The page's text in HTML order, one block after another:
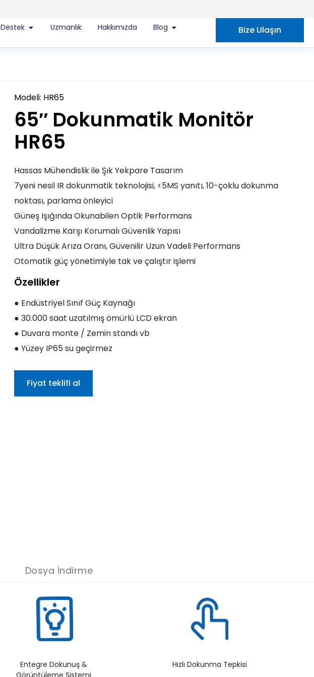
Destek Uzmanlık Hakkımızda Blog Bize Ulaşın
Modeli: HR65
65″ Dokunmatik Monitör
HR65
Hassas Mühendislik ile Şık Yekpare Tasarım
7yeni nesil IR dokunmatik teknolojisi, <5MS yanıtı, 10-çoklu dokunma
noktası, parlama önleyici
Güneş Işığında Okunabilen Optik Performans
Vandalizme Karşı Korumalı Güvenlik Yapısı
Ultra Düşük Arıza Oranı, Güvenilir Uzun Vadeli Performans
Otomatik güç yönetimiyle tak ve çalıştır işlemi
Özellikler
● Endüstriyel Sınıf Güç Kaynağı
● 30.000 saat uzatılmış ömürlü LCD ekran
● Duvara monte / Zemin standı vb
● Yüzey IP65 su geçirmez
Fiyat teklifi al
Dosya İndirme
Entegre Dokunuş &
Görüntüleme Sistemi
Hızlı Dokunma Tepkisi